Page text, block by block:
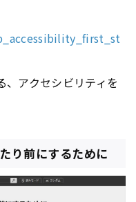
、アクセシビリティを
り前にするために